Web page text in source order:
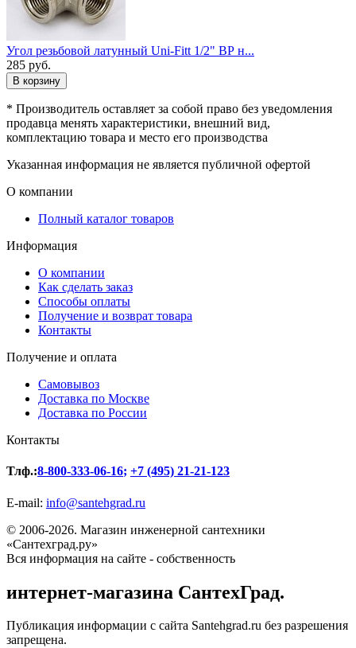
Угол резьбовой латунный Uni-Fitt 1/2" ВР н...
285 руб.
В корзину
* Производитель оставляет за собой право без уведомления
продавца менять характеристики, внешний вид,
комплектацию товара и место его производства
Указанная информация не является публичной офертой
О компании
Полный каталог товаров
Информация
О компании
Как сделать заказ
Способы оплаты
Получение и возврат товара
Контакты
Получение и оплата
Самовывоз
Доставка по Москве
Доставка по России
Контакты
Тлф.:8-800-333-06-16; +7 (495) 21-21-123
E-mail: info@santehgrad.ru
© 2006-2026. Магазин инженерной сантехники
«Сантехград.ру»
Вся информация на сайте - собственность
интернет-магазина СантехГрад.
Публикация информации с сайта Santehgrad.ru без разрешения
запрещена.